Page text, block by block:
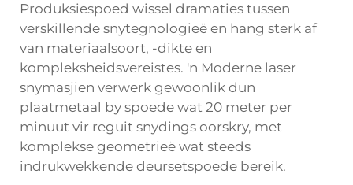
Produksiespoed wissel dramaties tussen
verskillende snytegnologieë en hang sterk af
van materiaalsoort, -dikte en
kompleksheidsvereistes. 'n Moderne laser
snymasjien verwerk gewoonlik dun
plaatmetaal by spoede wat 20 meter per
minuut vir reguit snydings oorskry, met
komplekse geometrieë wat steeds
indrukwekkende deursetspoede bereik.